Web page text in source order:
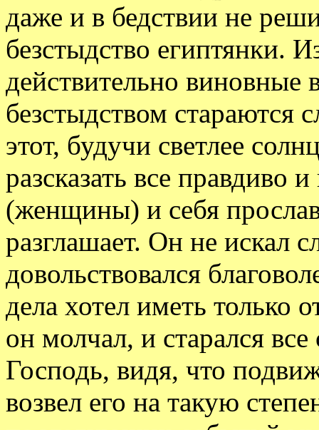
даже и в бедствии не
безстыдство египтянки.
действительно виновные
безстыдством стараются
этот, будучи светлее
разсказать все правдиво
(женщины) и себя
разглашает. Он не искал
довольствовался
дела хотел иметь только
он молчал, и старался
Господь, видя, что
возвел его на такую